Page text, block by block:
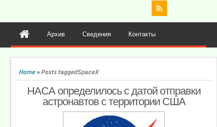
Архив Сведения Контакты
Home»Posts taggedSpaceX
НАСА определилось с датой отправки
астронавтов с территории США